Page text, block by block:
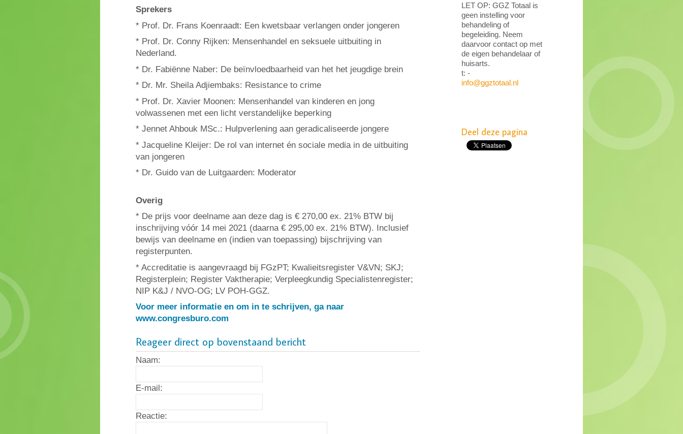
Sprekers
* Prof. Dr. Frans Koenraadt: Een kwetsbaar verlangen onder jongeren
* Prof. Dr. Conny Rijken: Mensenhandel en seksuele uitbuiting in
Nederland.
* Dr. Fabiënne Naber: De beïnvloedbaarheid van het het jeugdige brein
* Dr. Mr. Sheila Adjiembaks: Resistance to crime
* Prof. Dr. Xavier Moonen: Mensenhandel van kinderen en jong
volwassenen met een licht verstandelijke beperking
* Jennet Ahbouk MSc.: Hulpverlening aan geradicaliseerde jongere
* Jacqueline Kleijer: De rol van internet én sociale media in de uitbuiting
van jongeren
* Dr. Guido van de Luitgaarden: Moderator
Overig
* De prijs voor deelname aan deze dag is € 270,00 ex. 21% BTW bij
inschrijving vóór 14 mei 2021 (daarna € 295,00 ex. 21% BTW). Inclusief
bewijs van deelname en (indien van toepassing) bijschrijving van
registerpunten.
* Accreditatie is aangevraagd bij FGzPT; Kwalieitsregister V&VN; SKJ;
Registerplein; Register Vaktherapie; Verpleegkundig Specialistenregister;
NIP K&J / NVO-OG; LV POH-GGZ.
Voor meer informatie en om in te schrijven, ga naar
www.congresburo.com
Reageer direct op bovenstaand bericht
Naam:
E-mail:
Reactie:
LET OP: GGZ Totaal is
geen instelling voor
behandeling of
begeleiding. Neem
daarvoor contact op met
de eigen behandelaar of
huisarts.
t: -
info@ggztotaal.nl
Deel deze pagina